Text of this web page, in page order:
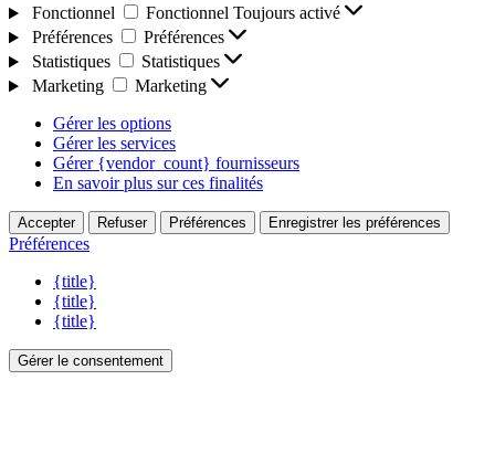
Fonctionnel
Fonctionnel Toujours activé
Préférences
Préférences
Statistiques
Statistiques
Marketing
Marketing
Gérer les options
Gérer les services
Gérer {vendor_count} fournisseurs
En savoir plus sur ces finalités
Accepter Refuser Préférences Enregistrer les préférences
Préférences
{title}
{title}
{title}
Gérer le consentement